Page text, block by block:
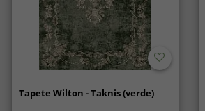
Tapete Wilton - Taknis (verde)